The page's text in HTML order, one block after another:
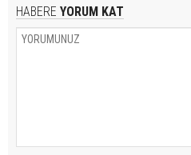
HABERE YORUM KAT